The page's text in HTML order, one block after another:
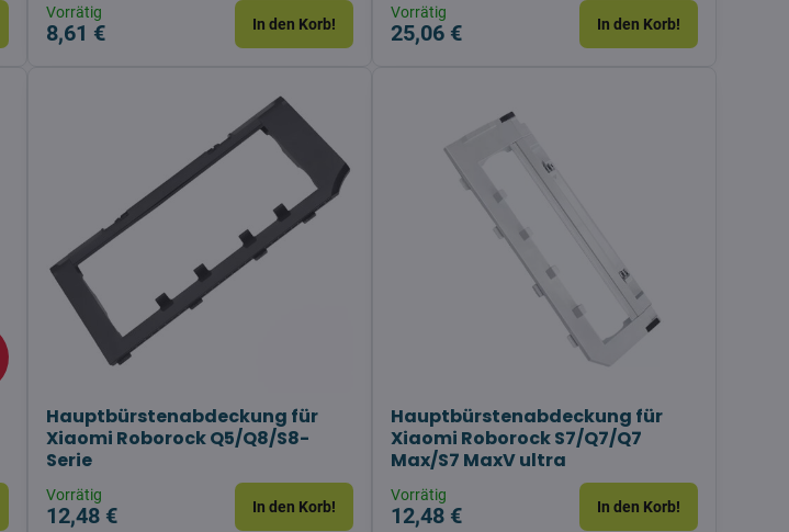
Vorrätig
8,61 € In den Korb!
Vorrätig
25,06 € In den Korb!
Hauptbürstenabdeckung für
Xiaomi Roborock Q5/Q8/S8-
Serie
Vorrätig
12,48 € In den Korb!
Hauptbürstenabdeckung für
Xiaomi Roborock S7/Q7/Q7
Max/S7 MaxV ultra
Vorrätig
12,48 € In den Korb!